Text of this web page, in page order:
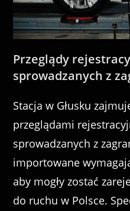
Przeglądy
sprowadzanych z
Stacja w Głusku
przeglądami
sprowadzanych z
importowane
aby mogły zostać
do ruchu w Polsce.